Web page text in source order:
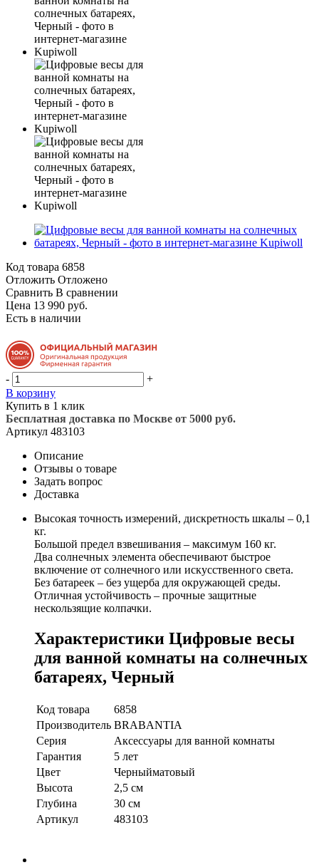
Код товара 6858
Отложить Отложено
Сравнить В сравнении
Цена 13 990 руб.
Есть в наличии
-
+
В корзину
Купить в 1 клик
Бесплатная доставка по Москве от 5000 руб.
Артикул 483103
Описание
Отзывы о товаре
Задать вопрос
Доставка
Высокая точность измерений, дискретность шкалы – 0,1
кг.
Большой предел взвешивания – максимум 160 кг.
Два солнечных элемента обеспечивают быстрое
включение от солнечного или искусственного света.
Без батареек – без ущерба для окружающей среды.
Отличная устойчивость – прочные защитные
нескользящие колпачки.
Характеристики Цифровые весы
для ванной комнаты на солнечных
батареях, Черный
Код товара
6858
Производитель BRABANTIA
Серия
Аксессуары для ванной комнаты
Гарантия
5 лет
Цвет
Черныйматовый
Высота
2,5 см
Глубина
30 см
Артикул
483103